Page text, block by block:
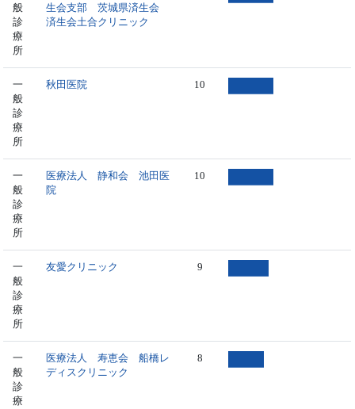
般
診
療
所
生会支部 茨城県済生会
済生会土合クリニック
一
般
診
療
所
秋田医院 10
一
般
診
療
所
医療法人 静和会 池田医
院
10
一
般
診
療
所
友愛クリニック 9
一
般
診
療
医療法人 寿恵会 船橋レ
ディスクリニック
8